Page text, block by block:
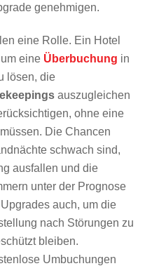
genehmigen.
eine Rolle. Ein Hotel
eine Überbuchung in
lösen, die
auszugleichen
ohne eine
Die Chancen
schwach sind,
ausfallen und die
unter der Prognose
auch, um die
nach Störungen zu
bleiben.
Umbuchungen